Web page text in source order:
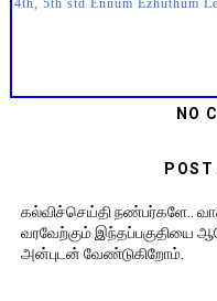
NO
POST
கல்விச்செய்தி நண்பர்களே..
வரவேற்கும் இந்தப்பகுதியை
அன்புடன் வேண்டுகிறோம்.